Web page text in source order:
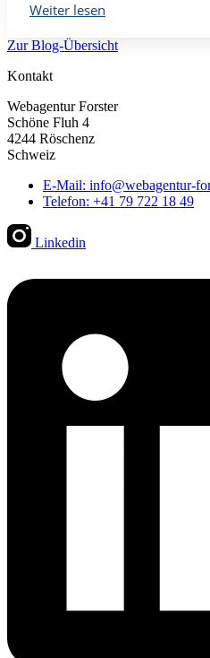
Weiter lesen
Zur Blog-Übersicht
Kontakt
Webagentur Forster
Schöne Fluh 4
4244 Röschenz
Schweiz
E-Mail: info@webagentur-
Telefon: +41 79 722 18 49
Linkedin